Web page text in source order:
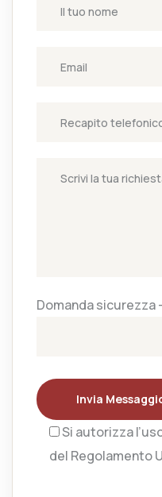
Domanda sicurezza
Invia
Si autorizza
del Regolamento